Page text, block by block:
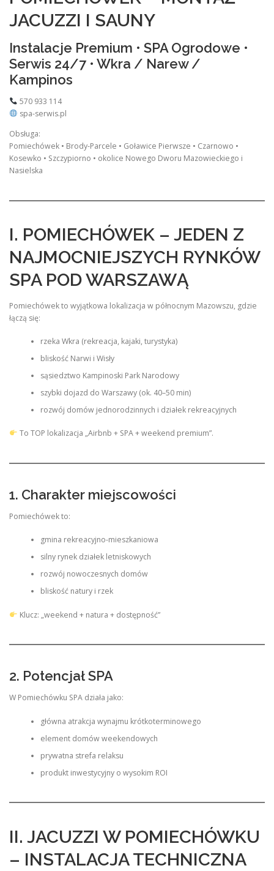
JACUZZI I SAUNY
Instalacje Premium • SPA Ogrodowe •
Serwis 24/7 • Wkra / Narew /
Kampinos
570 933 114
spa-serwis.pl
Obsługa:
Pomiechówek • Brody-Parcele • Goławice Pierwsze • Czarnowo •
Kosewko • Szczypiorno • okolice Nowego Dworu Mazowieckiego i
Nasielska
I. POMIECHÓWEK – JEDEN Z
NAJMOCNIEJSZYCH RYNKÓW
SPA POD WARSZAWĄ
Pomiechówek to wyjątkowa lokalizacja w północnym Mazowszu, gdzie
łączą się:
rzeka Wkra (rekreacja, kajaki, turystyka)
bliskość Narwi i Wisły
sąsiedztwo Kampinoski Park Narodowy
szybki dojazd do Warszawy (ok. 40–50 min)
rozwój domów jednorodzinnych i działek rekreacyjnych
To TOP lokalizacja „Airbnb + SPA + weekend premium”.
1. Charakter miejscowości
Pomiechówek to:
gmina rekreacyjno-mieszkaniowa
silny rynek działek letniskowych
rozwój nowoczesnych domów
bliskość natury i rzek
Klucz: „weekend + natura + dostępność”
2. Potencjał SPA
W Pomiechówku SPA działa jako:
główna atrakcja wynajmu krótkoterminowego
element domów weekendowych
prywatna strefa relaksu
produkt inwestycyjny o wysokim ROI
II. JACUZZI W POMIECHÓWKU
– INSTALACJA TECHNICZNA